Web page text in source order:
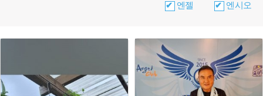
엔젤 엔시오